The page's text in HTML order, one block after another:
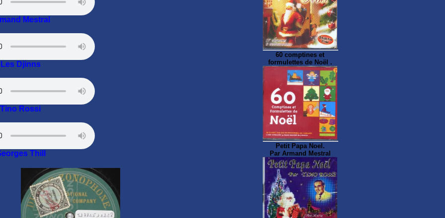
Mestral
Les Djinns
Tino Rossi
Thill
60 comptines et
formulettes de Noël .
Petit Papa Noel.
Par Armand Mestral